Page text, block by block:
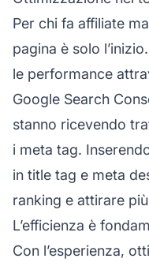
Per chi fa affiliate
pagina è solo
le performance
Google Search
stanno ricevendo
i meta tag.
in title tag e meta
ranking e attirare
L’efficienza è
Con l’esperienza,